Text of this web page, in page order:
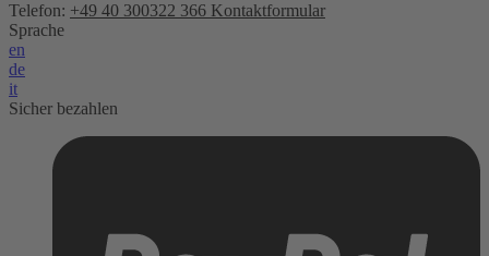
Telefon: +49 40 300322 366 Kontaktformular
Sprache
en
de
it
Sicher bezahlen